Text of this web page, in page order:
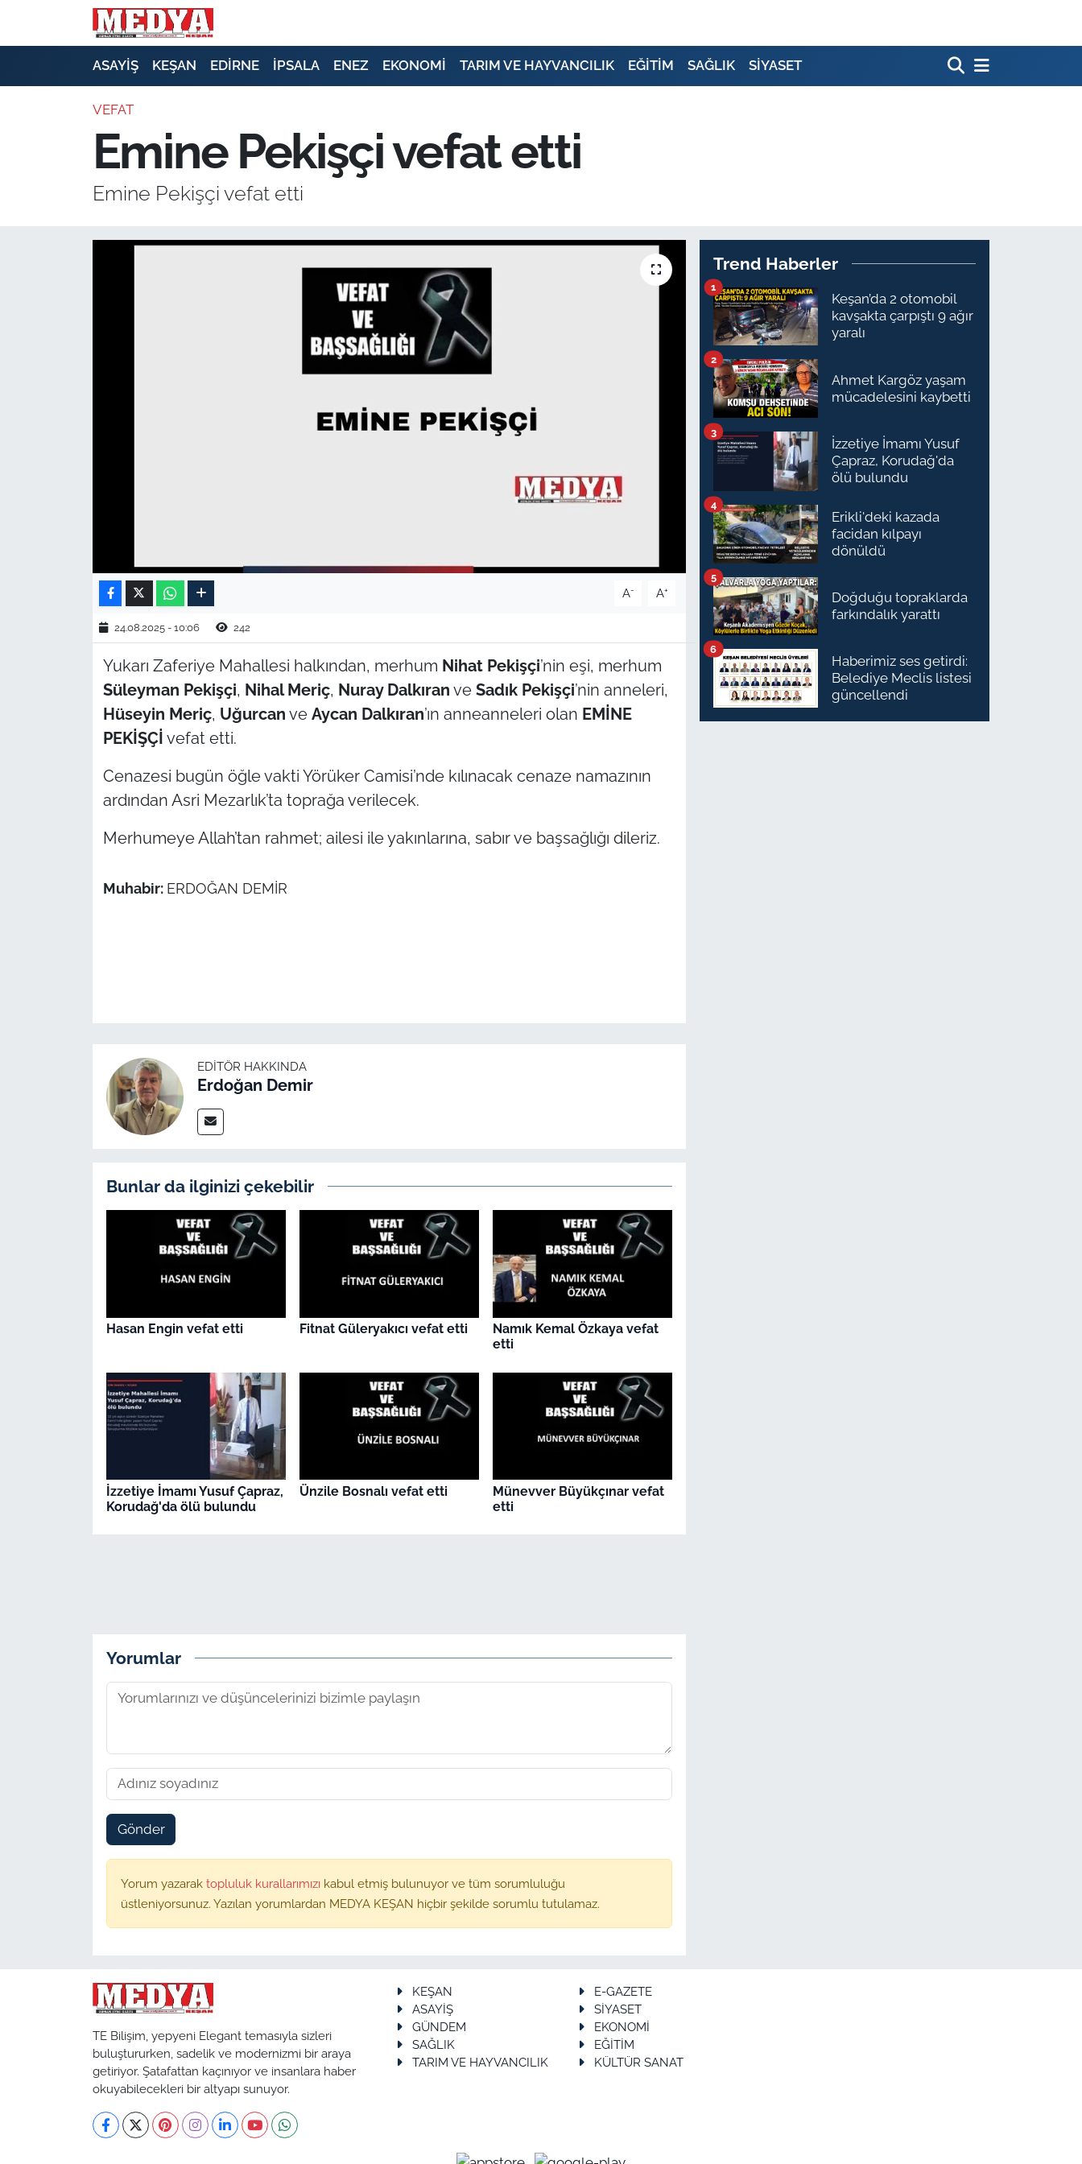
ASAYİŞ KEŞAN EDİRNE İPSALA ENEZ EKONOMİ TARIM VE HAYVANCILIK EĞİTİM SAĞLIK SİYASET
VEFAT
Emine Pekişçi vefat etti
Emine Pekişçi vefat etti
A- A+
24.08.2025 - 10:06 242
Yukarı Zaferiye Mahallesi halkından, merhum Nihat Pekişçi’nin eşi, merhum
Süleyman Pekişçi, Nihal Meriç, Nuray Dalkıran ve Sadık Pekişçi’nin anneleri,
Hüseyin Meriç, Uğurcan ve Aycan Dalkıran’ın anneanneleri olan EMİNE
PEKİŞÇİ vefat etti.
Cenazesi bugün öğle vakti Yörüker Camisi’nde kılınacak cenaze namazının
ardından Asri Mezarlık’ta toprağa verilecek.
Merhumeye Allah’tan rahmet; ailesi ile yakınlarına, sabır ve başsağlığı dileriz.
Muhabir: ERDOĞAN DEMİR
EDITÖR HAKKINDA
Erdoğan Demir
Bunlar da ilginizi çekebilir
Hasan Engin vefat etti Fitnat Güleryakıcı vefat etti
Namık Kemal Özkaya vefat
etti
İzzetiye İmamı Yusuf Çapraz,
Korudağ'da ölü bulundu
Ünzile Bosnalı vefat etti
Münevver Büyükçınar vefat
etti
Yorumlar
Gönder
Yorum yazarak topluluk kurallarımızı kabul etmiş bulunuyor ve tüm sorumluluğu
üstleniyorsunuz. Yazılan yorumlardan MEDYA KEŞAN hiçbir şekilde sorumlu tutulamaz.
Trend Haberler
Keşan’da 2 otomobil
kavşakta çarpıştı 9 ağır
yaralı
1
Ahmet Kargöz yaşam
mücadelesini kaybetti
2
İzzetiye İmamı Yusuf
Çapraz, Korudağ'da
ölü bulundu
3
Erikli'deki kazada
facidan kılpayı
dönüldü
4
Doğduğu topraklarda
farkındalık yarattı
5
Haberimiz ses getirdi:
Belediye Meclis listesi
güncellendi
6
TE Bilişim, yepyeni Elegant temasıyla sizleri
buluştururken, sadelik ve modernizmi bir araya
getiriyor. Şatafattan kaçınıyor ve insanlara haber
okuyabilecekleri bir altyapı sunuyor.
KEŞAN
E-GAZETE
ASAYİŞ
SİYASET
GÜNDEM
EKONOMİ
SAĞLIK
EĞİTİM
TARIM VE HAYVANCILIK
KÜLTÜR SANAT
E-GAZETE
SİYASET
TEKİRDAĞ
ÇANAKKALE
İş Dünyası
Bilim Teknoloji
Canlı Maç
Gündem-Eğitim